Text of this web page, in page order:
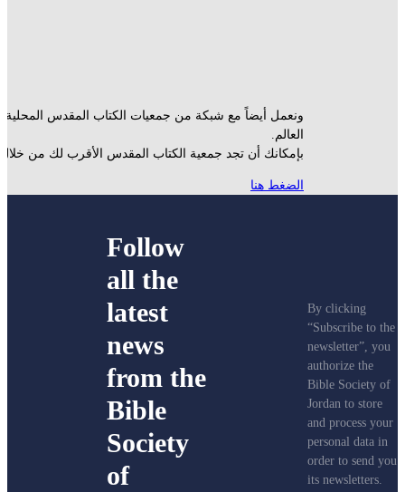
ونعمل أيضاً مع شبكة من جمعيات الكتاب المقدس المحلية
العالم.
بإمكانك أن تجد جمعية الكتاب المقدس الأقرب لك من خلال.
الضغط هنا
By clicking
“Subscribe to
newsletter”, you
authorize the
Bible Society of
Jordan to store
and process your
personal data in
order to send
its newsletters.
Follow
all the
latest
news
from the
Bible
Society
of